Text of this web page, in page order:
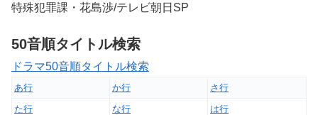
特殊犯罪課・花島渉/テレビ朝日SP
50音順タイトル検索
ドラマ50音順タイトル検索
あ行 か行
さ行
た行
な行
は行